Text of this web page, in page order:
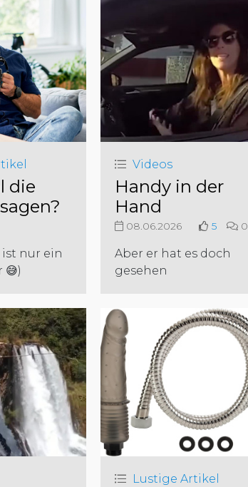
die
ist nur ein
😅)
Videos
Handy in der
Hand
08.06.2026 5 0
Aber er hat es doch
gesehen
Lustige Artikel